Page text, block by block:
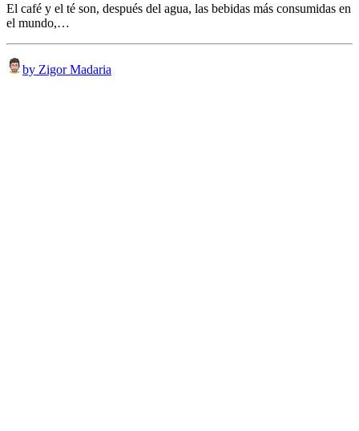
El café y el té son, después del agua, las bebidas más consumidas en
el mundo,…
by Zigor Madaria